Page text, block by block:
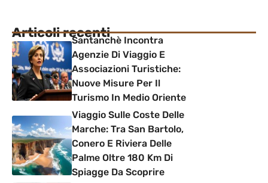
Articoli recentiSantanchè Incontra
Agenzie Di Viaggio E
Associazioni Turistiche:
Nuove Misure Per Il
Turismo In Medio Oriente
Viaggio Sulle Coste Delle
Marche: Tra San Bartolo,
Conero E Riviera Delle
Palme Oltre 180 Km Di
Spiagge Da Scoprire